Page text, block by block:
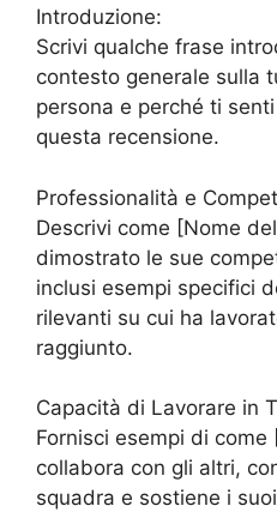
Introduzione:
Scrivi qualche frase
contesto generale sulla
persona e perché ti
questa recensione.
Professionalità e
Descrivi come [Nome
dimostrato le sue
inclusi esempi specifici
rilevanti su cui ha
raggiunto.
Capacità di Lavorare in
Fornisci esempi di come
collabora con gli altri,
squadra e sostiene i